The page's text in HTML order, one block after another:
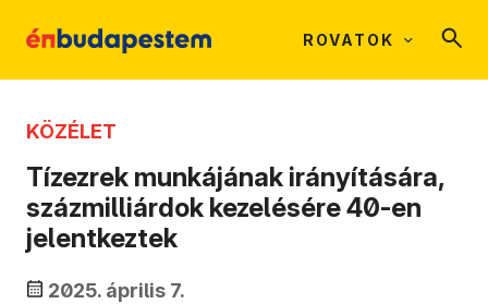
ROVATOK
KÖZÉLET
Tízezrek munkájának irányítására,
százmilliárdok kezelésére 40-en
jelentkeztek
2025. április 7.